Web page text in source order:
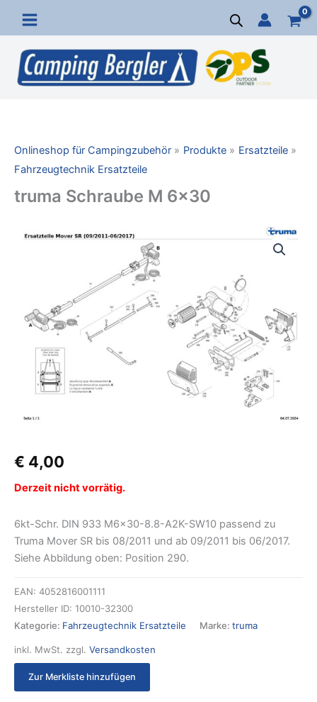
Inhalt
springen
Onlineshop für Campingzubehör Produkte
Ersatzteile
Fahrzeugtechnik Ersatzteile
truma Schraube M 6×30
€ 4,00
Derzeit nicht vorrätig.
6kt-Schr. DIN 933 M6x30-8.8-A2K-SW10 passend zu
Truma Mover SR bis 08/2011 und ab 09/2011 bis 06/2017.
Siehe Abbildung oben: Position 290.
EAN: 4052816001111
Hersteller ID: 10010-32300
Kategorie: Fahrzeugtechnik Ersatzteile Marke: truma
inkl. MwSt. zzgl. Versandkosten
Zur Merkliste hinzufügen